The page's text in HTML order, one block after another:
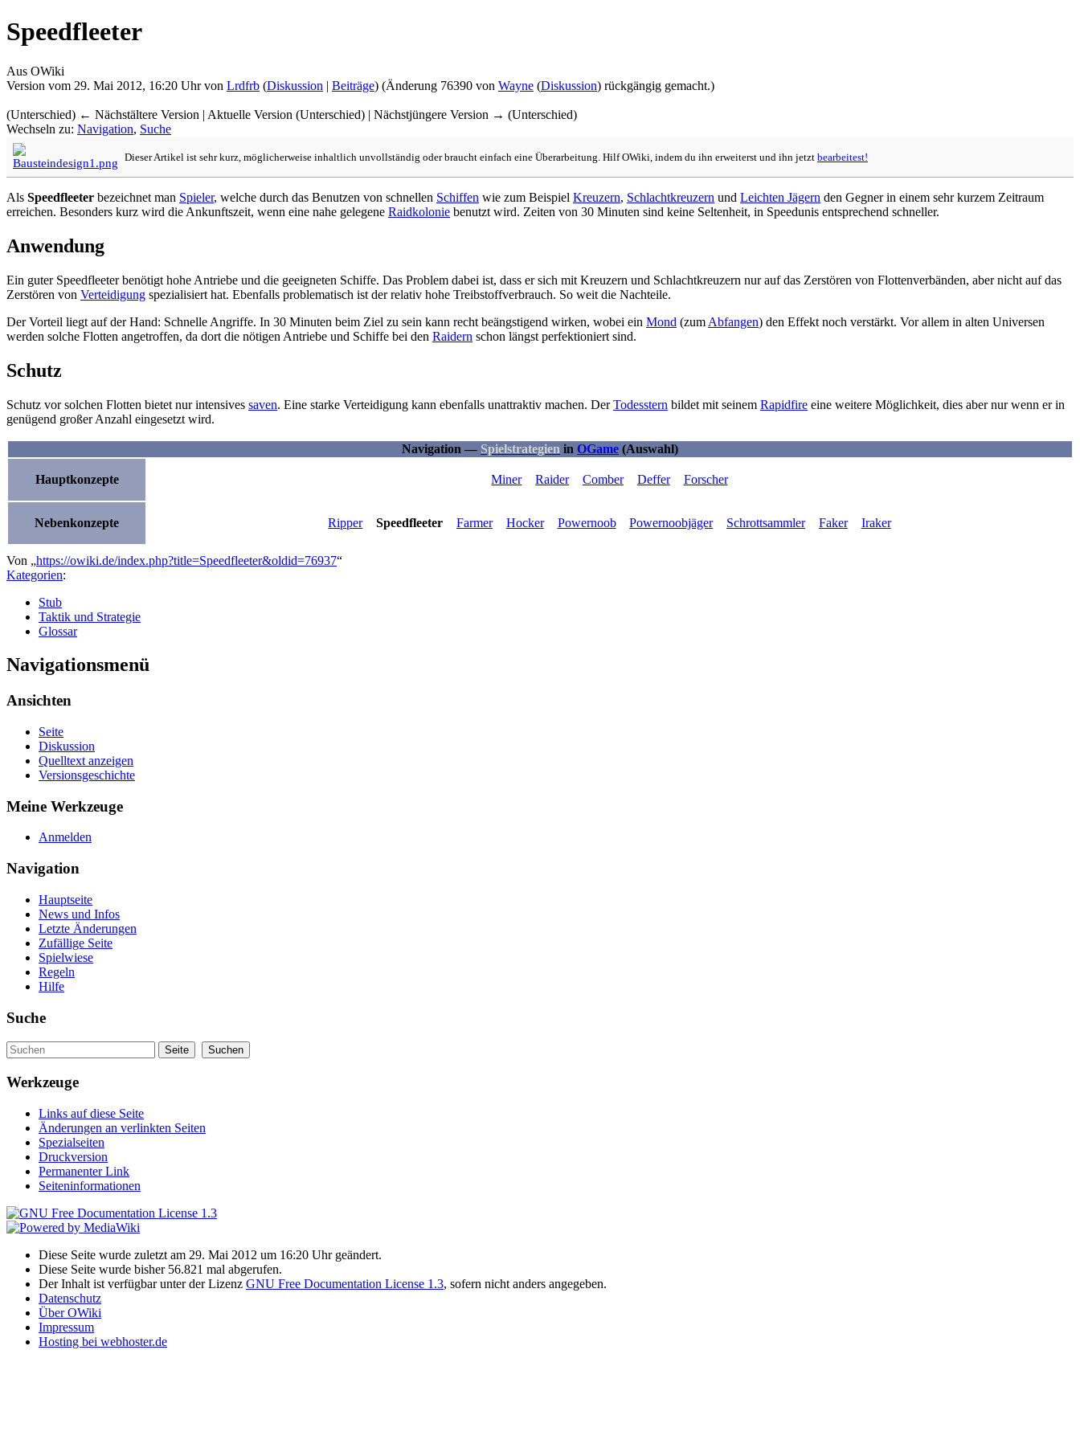
Speedfleeter
Aus OWiki
Version vom 29. Mai 2012, 16:20 Uhr von Lrdfrb (Diskussion | Beiträge) (Änderung 76390 von Wayne (Diskussion) rückgängig gemacht.)
(Unterschied) ← Nächstältere Version | Aktuelle Version (Unterschied) | Nächstjüngere Version → (Unterschied)
Wechseln zu: Navigation, Suche
Dieser Artikel ist sehr kurz, möglicherweise inhaltlich unvollständig oder braucht einfach eine Überarbeitung. Hilf OWiki, indem du ihn erweiterst und ihn jetzt bearbeitest!
Als Speedfleeter bezeichnet man Spieler, welche durch das Benutzen von schnellen Schiffen wie zum Beispiel Kreuzern, Schlachtkreuzern und Leichten Jägern den Gegner in einem sehr kurzem Zeitraum
erreichen. Besonders kurz wird die Ankunftszeit, wenn eine nahe gelegene Raidkolonie benutzt wird. Zeiten von 30 Minuten sind keine Seltenheit, in Speedunis entsprechend schneller.
Anwendung
Ein guter Speedfleeter benötigt hohe Antriebe und die geeigneten Schiffe. Das Problem dabei ist, dass er sich mit Kreuzern und Schlachtkreuzern nur auf das Zerstören von Flottenverbänden, aber nicht auf das
Zerstören von Verteidigung spezialisiert hat. Ebenfalls problematisch ist der relativ hohe Treibstoffverbrauch. So weit die Nachteile.
Der Vorteil liegt auf der Hand: Schnelle Angriffe. In 30 Minuten beim Ziel zu sein kann recht beängstigend wirken, wobei ein Mond (zum Abfangen) den Effekt noch verstärkt. Vor allem in alten Universen
werden solche Flotten angetroffen, da dort die nötigen Antriebe und Schiffe bei den Raidern schon längst perfektioniert sind.
Schutz
Schutz vor solchen Flotten bietet nur intensives saven. Eine starke Verteidigung kann ebenfalls unattraktiv machen. DerTodesstern bildet mit seinem Rapidfire eine weitere Möglichkeit, dies aber nur wenn er in
genügend großer Anzahl eingesetzt wird.
Navigation — Spielstrategien in OGame (Auswahl)
Hauptkonzepte Miner Raider Comber Deffer Forscher
Nebenkonzepte Ripper Speedfleeter Farmer Hocker Powernoob Powernoobjäger Schrottsammler Faker Iraker
Von „https://owiki.de/index.php?title=Speedfleeter&oldid=76937“
Kategorien:
Stub
Taktik und Strategie
Glossar
Navigationsmenü
Ansichten
Seite
Diskussion
Quelltext anzeigen
Versionsgeschichte
Meine Werkzeuge
Anmelden
Navigation
Hauptseite
News und Infos
Letzte Änderungen
Zufällige Seite
Spielwiese
Regeln
Hilfe
Suche
Werkzeuge
Links auf diese Seite
Änderungen an verlinkten Seiten
Spezialseiten
Druckversion
Permanenter Link
Seiteninformationen
Diese Seite wurde zuletzt am 29. Mai 2012 um 16:20 Uhr geändert.
Diese Seite wurde bisher 56.821 mal abgerufen.
Der Inhalt ist verfügbar unter der Lizenz GNU Free Documentation License 1.3, sofern nicht anders angegeben.
Datenschutz
Über OWiki
Impressum
Hosting bei webhoster.de